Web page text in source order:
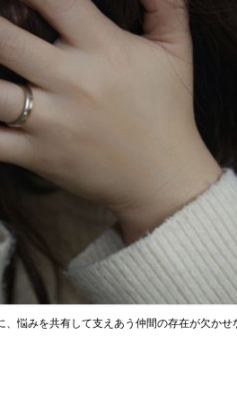
悩みを共有して支えあう仲間の存在が欠かせ